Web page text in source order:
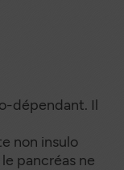
dépendant. Il
non insulo
pancréas ne